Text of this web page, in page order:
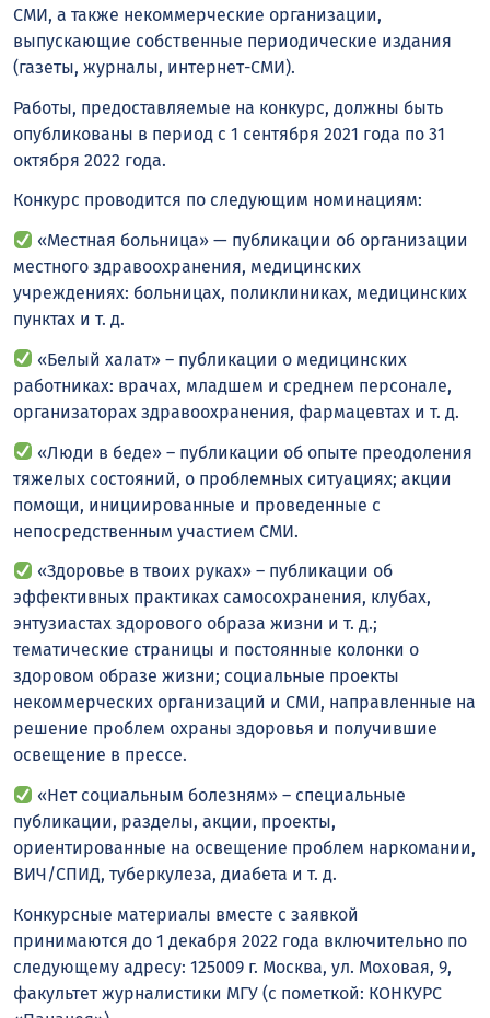
СМИ, а также некоммерческие организации,
выпускающие собственные периодические издания
(газеты, журналы, интернет-СМИ).
Работы, предоставляемые на конкурс, должны быть
опубликованы в период с 1 сентября 2021 года по 31
октября 2022 года.
Конкурс проводится по следующим номинациям:
«Местная больница» — публикации об организации
местного здравоохранения, медицинских
учреждениях: больницах, поликлиниках, медицинских
пунктах и т. д.
«Белый халат» – публикации о медицинских
работниках: врачах, младшем и среднем персонале,
организаторах здравоохранения, фармацевтах и т. д.
«Люди в беде» – публикации об опыте преодоления
тяжелых состояний, о проблемных ситуациях; акции
помощи, инициированные и проведенные с
непосредственным участием СМИ.
«Здоровье в твоих руках» – публикации об
эффективных практиках самосохранения, клубах,
энтузиастах здорового образа жизни и т. д.;
тематические страницы и постоянные колонки о
здоровом образе жизни; социальные проекты
некоммерческих организаций и СМИ, направленные на
решение проблем охраны здоровья и получившие
освещение в прессе.
«Нет социальным болезням» – специальные
публикации, разделы, акции, проекты,
ориентированные на освещение проблем наркомании,
ВИЧ/СПИД, туберкулеза, диабета и т. д.
Конкурсные материалы вместе с заявкой
принимаются до 1 декабря 2022 года включительно по
следующему адресу: 125009 г. Москва, ул. Моховая, 9,
факультет журналистики МГУ (с пометкой: КОНКУРС